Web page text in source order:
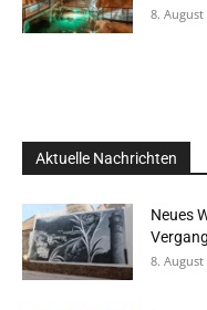
8. August
Aktuelle Nachrichten
Neues
8. August